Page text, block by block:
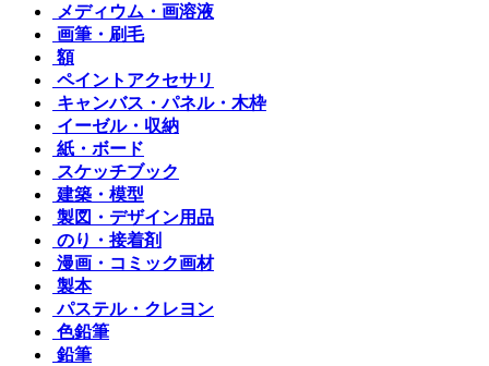
メディウム・画溶液
画筆・刷毛
額
ペイントアクセサリ
キャンバス・パネル・木枠
イーゼル・収納
紙・ボード
スケッチブック
建築・模型
製図・デザイン用品
のり・接着剤
漫画・コミック画材
製本
パステル・クレヨン
色鉛筆
鉛筆